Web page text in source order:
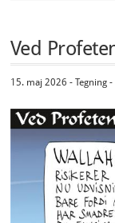
Ved
15. maj 2026 - Tegning